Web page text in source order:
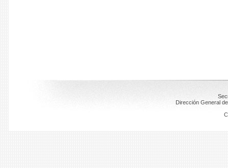
Dirección General